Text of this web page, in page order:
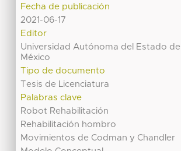
Fecha de publicación
2021-06-17
Editor
Universidad Autónoma del Estado de
México
Tipo de documento
Tesis de Licenciatura
Palabras clave
Robot Rehabilitación
Rehabilitación hombro
Movimientos de Codman y Chandler